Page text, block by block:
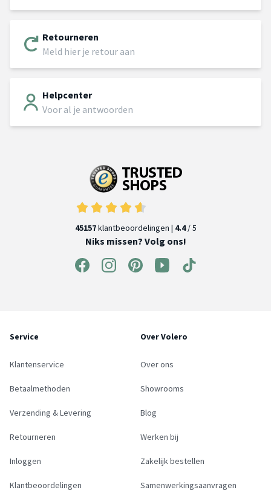
Retourneren
Meld hier je retour aan
Helpcenter
Voor al je antwoorden
45157klantbeoordelingen | 4.4/ 5
Niks missen? Volg ons!
Service
Klantenservice
Betaalmethoden
Verzending & Levering
Retourneren
Inloggen
Klantbeoordelingen
Over Volero
Over ons
Showrooms
Blog
Werken bij
Zakelijk bestellen
Samenwerkingsaanvragen